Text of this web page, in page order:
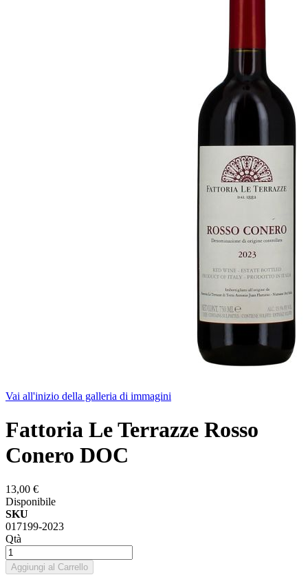
Vai all'inizio della galleria di immagini
Fattoria Le Terrazze Rosso
Conero DOC
13,00 €
Disponibile
SKU
017199-2023
Qtà
Aggiungi al Carrello